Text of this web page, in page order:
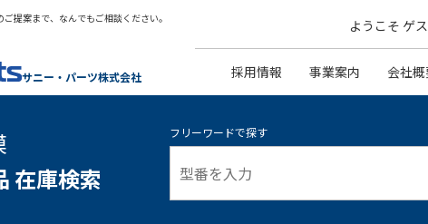
提案まで、なんでもご相談ください。
サニー・パーツ株式会社
ようこそ ゲ
採用情報 事業案内 会社
在庫検索
フリーワードで探す